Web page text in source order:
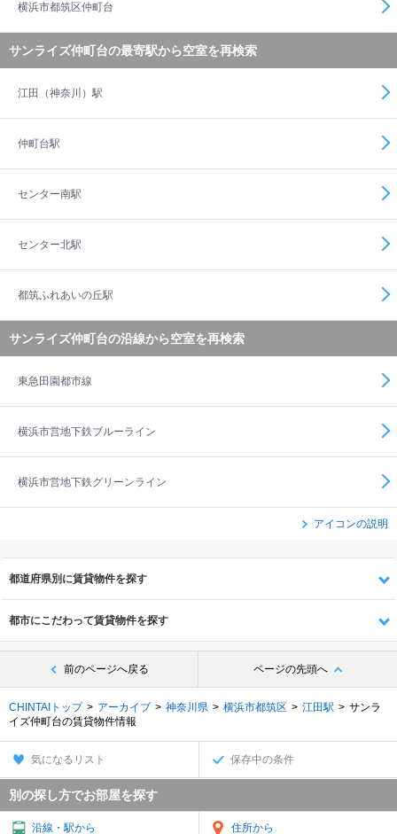
横浜市都筑区仲町台
サンライズ仲町台の最寄駅から空室を再検索
江田（神奈川）駅
仲町台駅
センター南駅
センター北駅
都筑ふれあいの丘駅
サンライズ仲町台の沿線から空室を再検索
東急田園都市線
横浜市営地下鉄ブルーライン
横浜市営地下鉄グリーンライン
アイコンの説明
都道府県別に賃貸物件を探す
都市にこだわって賃貸物件を探す
前のページへ戻る ページの先頭へ
CHINTAIトップ アーカイブ 神奈川県 横浜市都筑区 江田駅
サンラ
イズ仲町台の賃貸物件情報
気になるリスト 保存中の条件
別の探し方でお部屋を探す
沿線・駅から 住所から